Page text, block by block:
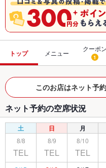
トップ メニュー
クーポン
1
このお店はネット予
ネット予約の空席状況
土 日 月
8/8
TEL
8/9
TEL
8/10
TEL